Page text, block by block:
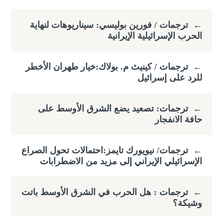
← ترجمات / فورين بوليسي: سيناريوهات لنهاية
الحرب الإسرائيلية الإيرانية
← ترجمات / كينيث م. بولاك:خيار طهران الأخطر
للرد على إسرائيل
← ترجمات: تصعيد يضع الشرق الأوسط على
حافة الانفجار
← ترجمات/ نيويورك تايمز:احتمالات تحول الصراع
الإسرائيلي الإيراني إلى مزيد من الاضطرابات
← ترجمات : هل الحرب في الشرق الأوسط باتت
وشيكة؟